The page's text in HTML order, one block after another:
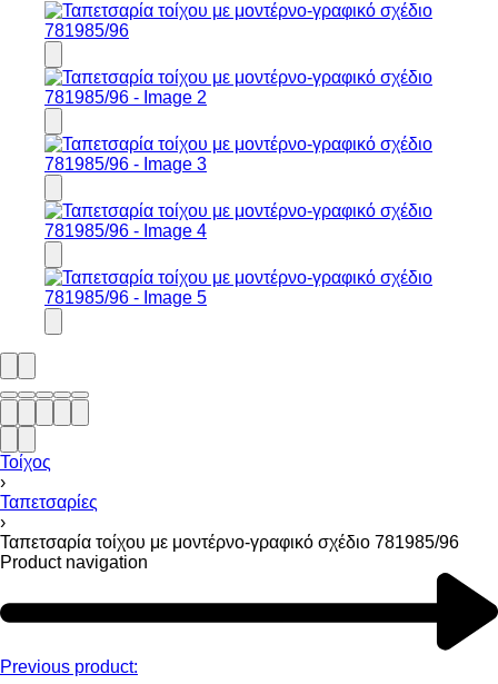
Τοίχος
›
Ταπετσαρίες
›
Ταπετσαρία τοίχου με μοντέρνο-γραφικό σχέδιο 781985/96
Product navigation
Previous product: